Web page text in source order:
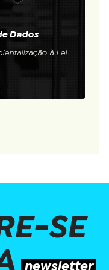
Dados
à Lei
SE
newsletter